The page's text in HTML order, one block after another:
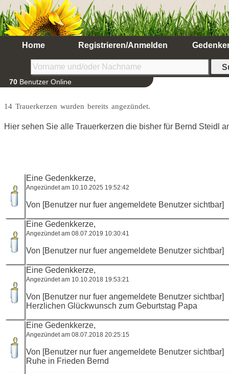
Home Registrieren/Anmelden
70 Benutzer Online
14 Trauerkerzen wurden bereits angezündet.
Hier sehen Sie alle Trauerkerzen die bisher für Bernd Steidl
Eine Gedenkkerze,
Angezündet am 10.10.2025 19:52:42
Von [Benutzer nur fuer angemeldete Benutzer sichtbar]
Eine Gedenkkerze,
Angezündet am 08.07.2019 10:30:41
Von [Benutzer nur fuer angemeldete Benutzer sichtbar]
Eine Gedenkkerze,
Angezündet am 10.10.2018 19:53:21
Von [Benutzer nur fuer angemeldete Benutzer sichtbar]
Herzlichen Glückwunsch zum Geburtstag Papa
Eine Gedenkkerze,
Angezündet am 08.07.2018 20:25:15
Von [Benutzer nur fuer angemeldete Benutzer sichtbar]
Ruhe in Frieden Bernd